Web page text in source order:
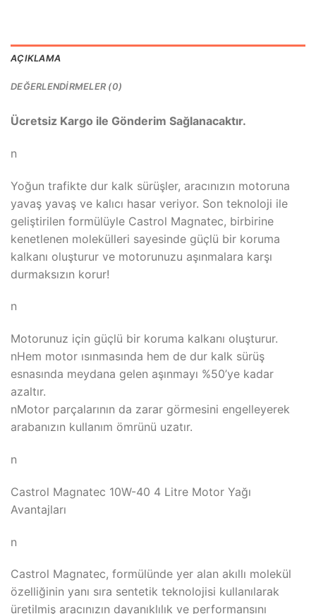
AÇIKLAMA
DEĞERLENDIRMELER (0)
Ücretsiz Kargo ile Gönderim Sağlanacaktır.
n
Yoğun trafikte dur kalk sürüşler, aracınızın motoruna
yavaş yavaş ve kalıcı hasar veriyor. Son teknoloji ile
geliştirilen formülüyle Castrol Magnatec, birbirine
kenetlenen molekülleri sayesinde güçlü bir koruma
kalkanı oluşturur ve motorunuzu aşınmalara karşı
durmaksızın korur!
n
Motorunuz için güçlü bir koruma kalkanı oluşturur.
nHem motor ısınmasında hem de dur kalk sürüş
esnasında meydana gelen aşınmayı %50’ye kadar
azaltır.
nMotor parçalarının da zarar görmesini engelleyerek
arabanızın kullanım ömrünü uzatır.
n
Castrol Magnatec 10W-40 4 Litre Motor Yağı
Avantajları
n
Castrol Magnatec, formülünde yer alan akıllı molekül
özelliğinin yanı sıra sentetik teknolojisi kullanılarak
üretilmiş aracınızın dayanıklılık ve performansını